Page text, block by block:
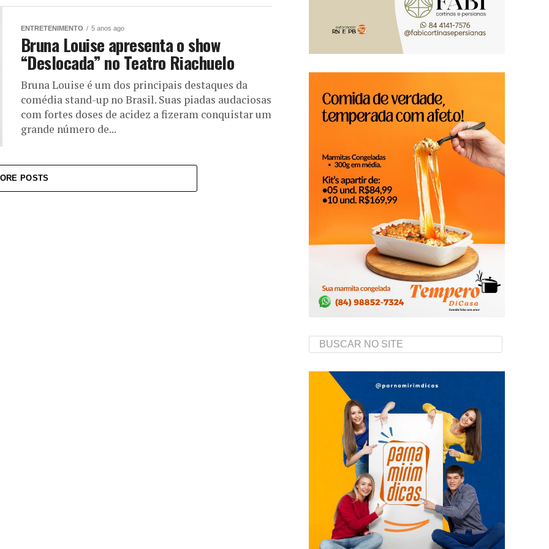
ENTRETENIMENTO 5 anos ago
Bruna Louise apresenta o show
“Deslocada” no Teatro Riachuelo
Bruna Louise é um dos principais destaques da
comédia stand-up no Brasil. Suas piadas audaciosas
com fortes doses de acidez a fizeram conquistar um
grande número de...
POSTS